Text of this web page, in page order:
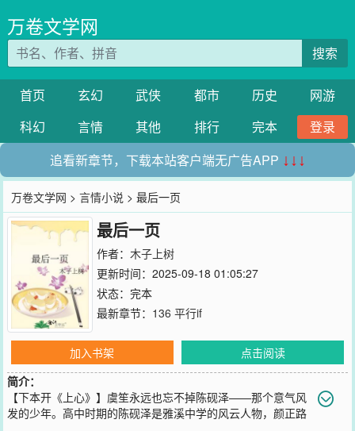
万卷文学网
搜索
首页 玄幻 武侠 都市 历史
网游
科幻
言情 其他 排行 完本
登录
追看新章节，下载本站客户端无广告APP ↓↓↓
万卷文学网 >言情小说 > 最后一页
最后一页
作者： 木子上树
更新时间：2025-09-18 01:05:27
状态：完本
最新章节： 136 平行if
加入书架
点击阅读
简介：
【下本开《上心》】虞笙永远也忘不掉陈砚泽——那个意气风
发的少年。高中时期的陈砚泽是雅溪中学的风云人物，颜正路